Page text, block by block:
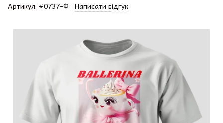
Артикул: #0737-Ф Написати відгук